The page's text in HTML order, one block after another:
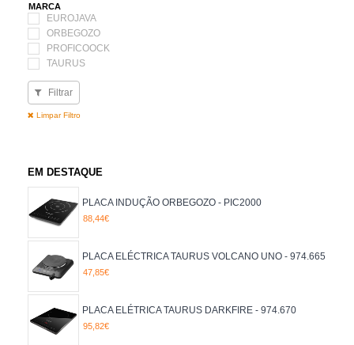
MARCA
EUROJAVA
ORBEGOZO
PROFICOOCK
TAURUS
Filtrar
Limpar Filtro
EM DESTAQUE
PLACA INDUÇÃO ORBEGOZO - PIC2000
88,44€
PLACA ELÉCTRICA TAURUS VOLCANO UNO - 974.665
47,85€
PLACA ELÉTRICA TAURUS DARKFIRE - 974.670
95,82€